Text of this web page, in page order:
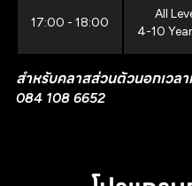
17:00 - 18:00
All
4-10
สำหรับคลาสส่วนตัวนอกเว
084 108 6652